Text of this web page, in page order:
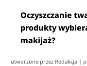
Oczyszczanie
produkty
makijaż?
utworzone przez Redakcja |